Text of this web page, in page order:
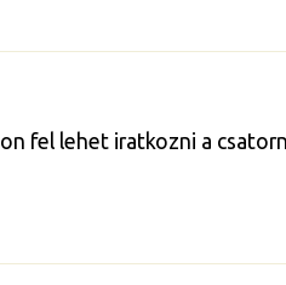
fel lehet iratkozni a